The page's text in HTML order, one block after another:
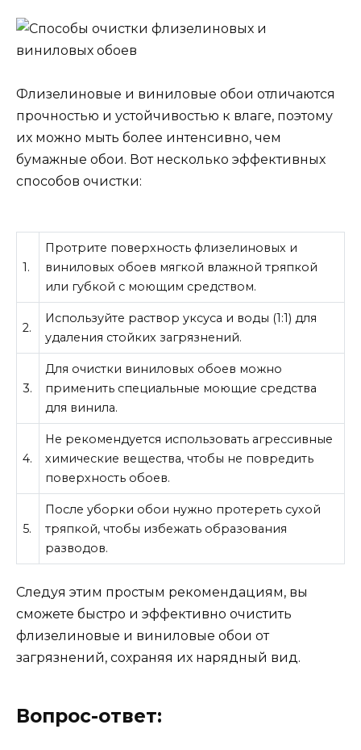
Флизелиновые и виниловые обои отличаются
прочностью и устойчивостью к влаге, поэтому
их можно мыть более интенсивно, чем
бумажные обои. Вот несколько эффективных
способов очистки:
1.
Протрите поверхность флизелиновых и
виниловых обоев мягкой влажной тряпкой
или губкой с моющим средством.
2.
Используйте раствор уксуса и воды (1:1) для
удаления стойких загрязнений.
3.
Для очистки виниловых обоев можно
применить специальные моющие средства
для винила.
4.
Не рекомендуется использовать агрессивные
химические вещества, чтобы не повредить
поверхность обоев.
5.
После уборки обои нужно протереть сухой
тряпкой, чтобы избежать образования
разводов.
Следуя этим простым рекомендациям, вы
сможете быстро и эффективно очистить
флизелиновые и виниловые обои от
загрязнений, сохраняя их нарядный вид.
Вопрос-ответ: